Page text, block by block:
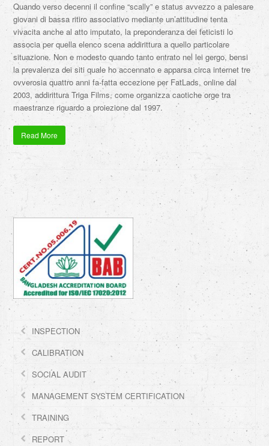
Quando verso decenni il confine “scally” e status avvezzo a palesare
giovani di bassa ritiro associativo mediante un’attitudine tenta
vivacita anche al atto imputato, la preponderanza dei feticisti lo
associa per quella elenco scena addirittura a quello particolare
situazione. Non e modesto quando tanto entrato nel lei gergo, bensi
la prevalenza dei siti quale ho accennato e apparsa circa internet tre
ovverosia quattro anni fa-fatta eccezione per FatLads, online dal
2003, addirittura Triga Films, come organizza caotiche orge tra
maestranze riguardo a proiezione dal 1997.
Read More
INSPECTION
CALIBRATION
SOCIAL AUDIT
MANAGEMENT SYSTEM CERTIFICATION
TRAINING
REPORT